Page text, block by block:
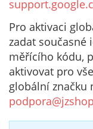
Pro aktivaci
zadat současné
měřícího kódu,
aktivovat pro
globální značku